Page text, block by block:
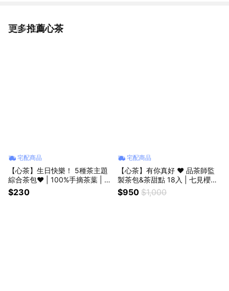
更多推薦心茶
看更多
宅配商品
【心茶】生日快樂！ 5種茶主題
綜合茶包❤️ | 100%手摘茶葉 | LI
NE禮物獨家 | 輕巧茶包禮盒
$230
宅配商品
【心茶】有你真好 ❤️ 品茶師監
製茶包&茶甜點 18入 | 七見櫻堂
聯名 | 生日快樂 | 彌月 喜餅 企業
贈禮
$950 $1,000